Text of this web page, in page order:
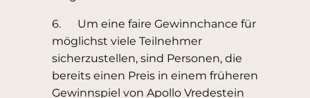
6. Um eine faire Gewinnchance für
möglichst viele Teilnehmer
sicherzustellen, sind Personen, die
bereits einen Preis in einem früheren
Gewinnspiel von Apollo Vredestein